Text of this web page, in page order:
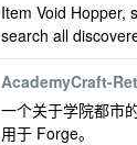
Item Void Hopper,
search all
AcademyCraft-
一个关于学院都市
用于 Forge。